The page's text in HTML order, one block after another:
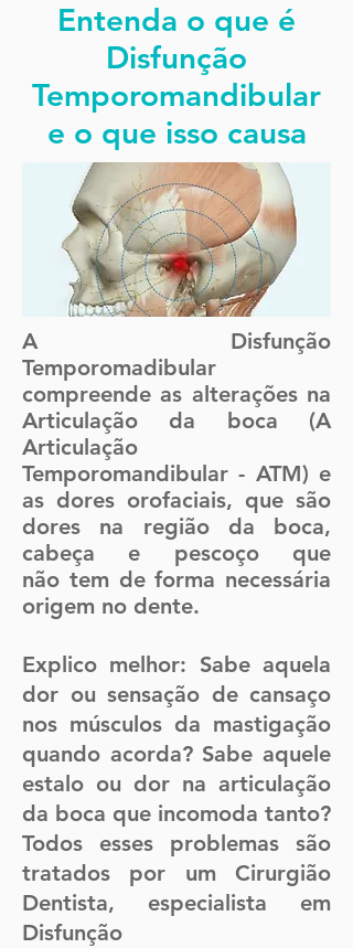
Entenda o que é
Disfunção
Temporomandibular
e o que isso causa
A Disfunção
Temporomadibular
compreende as alterações na
Articulação da boca (A
Articulação
Temporomandibular - ATM) e
as dores orofaciais, que são
dores na região da boca,
cabeça e pescoço que
não tem de forma necessária
origem no dente.
Explico melhor: Sabe aquela
dor ou sensação de cansaço
nos músculos da mastigação
quando acorda? Sabe aquele
estalo ou dor na articulação
da boca que incomoda tanto?
Todos esses problemas são
tratados por um Cirurgião
Dentista, especialista em
Disfunção